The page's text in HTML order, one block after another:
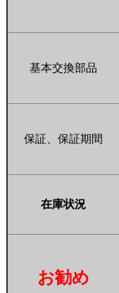
基本交換部品
保証、保証期間
在庫状況
お勧め